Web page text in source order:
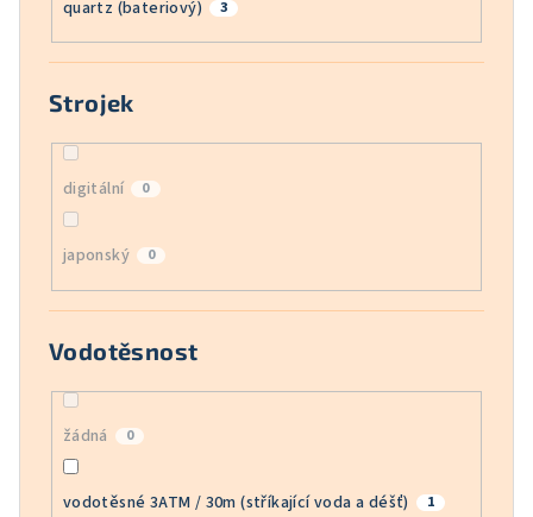
quartz (bateriový) 3
Strojek
digitální 0
japonský 0
Vodotěsnost
žádná 0
vodotěsné 3ATM / 30m (stříkající voda a déšť) 1